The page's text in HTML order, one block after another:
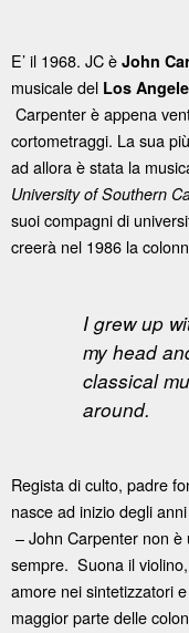
E’ il 1968. JC è John
musicale del Los
Carpenter è appena
cortometraggi. La sua
ad allora è stata la
University of Southern
suoi compagni di
creerà nel 1986 la
I grew up
my head
classical
around.
Regista di culto, padre
nasce ad inizio degli
– John Carpenter non
sempre. Suona il
amore nei sintetizzatori
maggior parte delle